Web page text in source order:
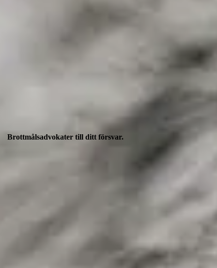
Brottmålsadvokater till ditt försvar.